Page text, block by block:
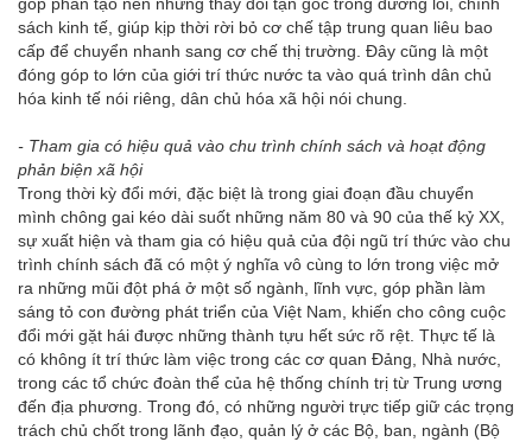
sách kinh tế, giúp kịp thời rời bỏ cơ chế tập trung quan liêu bao
cấp để chuyển nhanh sang cơ chế thị trường. Đây cũng là một
đóng góp to lớn của giới trí thức nước ta vào quá trình dân chủ
hóa kinh tế nói riêng, dân chủ hóa xã hội nói chung.
- Tham gia có hiệu quả vào chu trình chính sách và hoạt động
phản biện xã hội
Trong thời kỳ đổi mới, đặc biệt là trong giai đoạn đầu chuyển
mình chông gai kéo dài suốt những năm 80 và 90 của thế kỷ XX,
sự xuất hiện và tham gia có hiệu quả của đội ngũ trí thức vào chu
trình chính sách đã có một ý nghĩa vô cùng to lớn trong việc mở
ra những mũi đột phá ở một số ngành, lĩnh vực, góp phần làm
sáng tỏ con đường phát triển của Việt Nam, khiến cho công cuộc
đổi mới gặt hái được những thành tựu hết sức rõ rệt. Thực tế là
có không ít trí thức làm việc trong các cơ quan Đảng, Nhà nước,
trong các tổ chức đoàn thể của hệ thống chính trị từ Trung ương
đến địa phương. Trong đó, có những người trực tiếp giữ các trọng
trách chủ chốt trong lãnh đạo, quản lý ở các Bộ, ban, ngành (Bộ